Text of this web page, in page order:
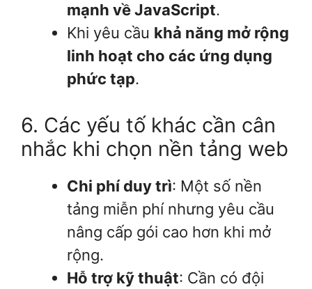
mạnh về JavaScript.
Khi yêu cầu khả năng mở rộng
linh hoạt cho các ứng dụng
phức tạp.
6. Các yếu tố khác cần cân
nhắc khi chọn nền tảng web
Chi phí duy trì: Một số nền
tảng miễn phí nhưng yêu cầu
nâng cấp gói cao hơn khi mở
rộng.
Hỗ trợ kỹ thuật: Cần có đội